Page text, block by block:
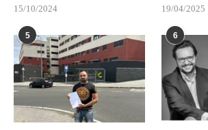
15/10/2024 19/04/2025
5 6